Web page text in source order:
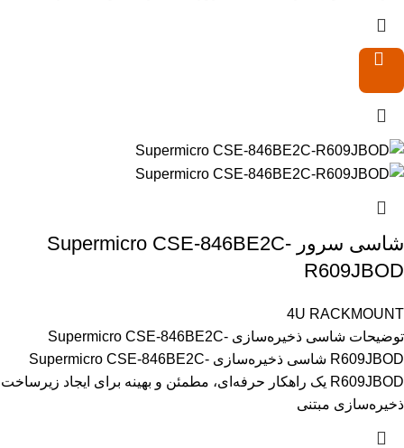
شاسی سرور Supermicro CSE-846BE2C-
R609JBOD
4U RACKMOUNT
توضیحات شاسی ذخیره‌سازی Supermicro CSE-846BE2C-
R609JBOD شاسی ذخیره‌سازی Supermicro CSE-846BE2C-
R609JBOD یک راهکار حرفه‌ای، مطمئن و بهینه برای ایجاد زیرساخت
ذخیره‌سازی مبتنی